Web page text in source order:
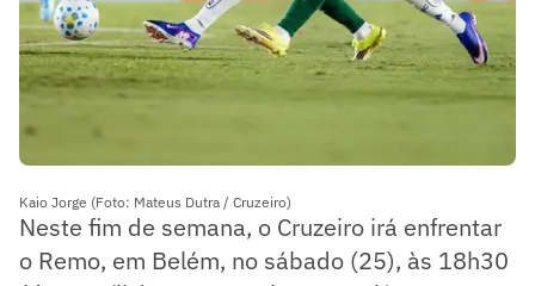
Kaio Jorge (Foto: Mateus Dutra / Cruzeiro)
Neste fim de semana, o Cruzeiro irá enfrentar
o Remo, em Belém, no sábado (25), às 18h30